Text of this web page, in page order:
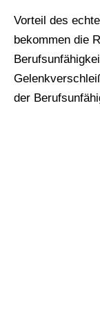
Vorteil des
bekommen die
der